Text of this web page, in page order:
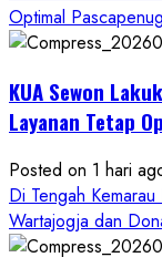
Optimal
KUA Sewon
Layanan Tetap
Posted on 1 hari
Di Tengah
Wartajogja dan